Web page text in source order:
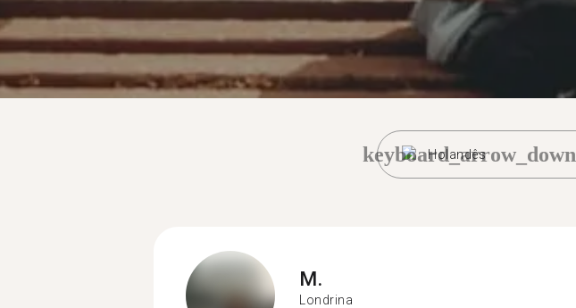
Holandês
keyboard_arrow_down
M.
Londrina